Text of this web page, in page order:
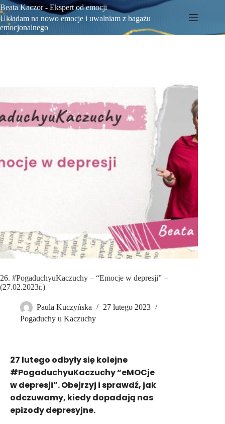
Beata Kaczor - Ekspert od emocji
Układam na nowo emocje i uwalniam z bagażu
emocjonalnego
26. #PogaduchyuKaczuchy – “Emocje w depresji” –
(27.02.2023r.)
Paula Kuczyńska
27 lutego 2023
Pogaduchy u Kaczuchy
27 lutego odbyły się kolejne
#PogaduchyuKaczuchy “eMOCje
w depresji”. Obejrzyj i sprawdź, jak
odczuwamy, kiedy dopadają nas
epizody depresyjne.